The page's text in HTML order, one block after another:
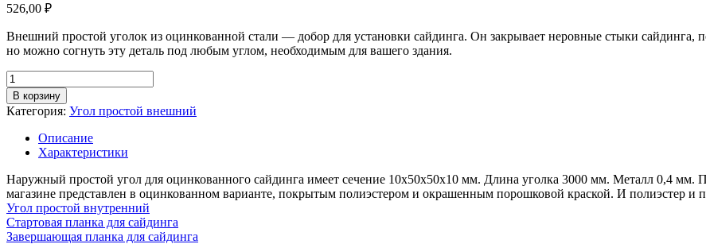
526,00 ₽
Внешний простой уголок из оцинкованной стали — добор для установки сайдинга. Он закрывает неровные стыки сайдинга,
но можно согнуть эту деталь под любым углом, необходимым для вашего здания.
Количество
товара
Угол
простой
внешний,
грань
мм,
длина
3м,
толщина
металла
В корзину
Категория: Угол простой внешний
Описание
Характеристики
Наружный простой угол для оцинкованного сайдинга имеет сечение 10х50х50х10 мм. Длина уголка 3000 мм. Металл 0,4
магазине представлен в оцинкованном варианте, покрытым полиэстером и окрашенным порошковой краской. И полиэстер и
Угол простой внутренний
Стартовая планка для сайдинга
Завершающая планка для сайдинга